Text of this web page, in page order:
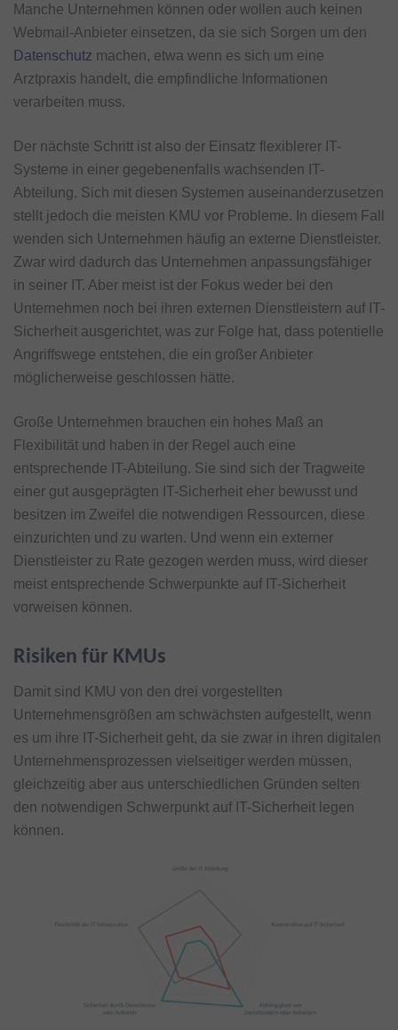
Manche Unternehmen können oder wollen auch keinen
Webmail-Anbieter einsetzen, da sie sich Sorgen um den
Datenschutz machen, etwa wenn es sich um eine
Arztpraxis handelt, die empfindliche Informationen
verarbeiten muss.
Der nächste Schritt ist also der Einsatz flexiblerer IT-
Systeme in einer gegebenenfalls wachsenden IT-
Abteilung. Sich mit diesen Systemen auseinanderzusetzen
stellt jedoch die meisten KMU vor Probleme. In diesem Fall
wenden sich Unternehmen häufig an externe Dienstleister.
Zwar wird dadurch das Unternehmen anpassungsfähiger
in seiner IT. Aber meist ist der Fokus weder bei den
Unternehmen noch bei ihren externen Dienstleistern auf IT-
Sicherheit ausgerichtet, was zur Folge hat, dass potentielle
Angriffswege entstehen, die ein großer Anbieter
möglicherweise geschlossen hätte.
Große Unternehmen brauchen ein hohes Maß an
Flexibilität und haben in der Regel auch eine
entsprechende IT-Abteilung. Sie sind sich der Tragweite
einer gut ausgeprägten IT-Sicherheit eher bewusst und
besitzen im Zweifel die notwendigen Ressourcen, diese
einzurichten und zu warten. Und wenn ein externer
Dienstleister zu Rate gezogen werden muss, wird dieser
meist entsprechende Schwerpunkte auf IT-Sicherheit
vorweisen können.
Risiken für KMUs
Damit sind KMU von den drei vorgestellten
Unternehmensgrößen am schwächsten aufgestellt, wenn
es um ihre IT-Sicherheit geht, da sie zwar in ihren digitalen
Unternehmensprozessen vielseitiger werden müssen,
gleichzeitig aber aus unterschiedlichen Gründen selten
den notwendigen Schwerpunkt auf IT-Sicherheit legen
können.